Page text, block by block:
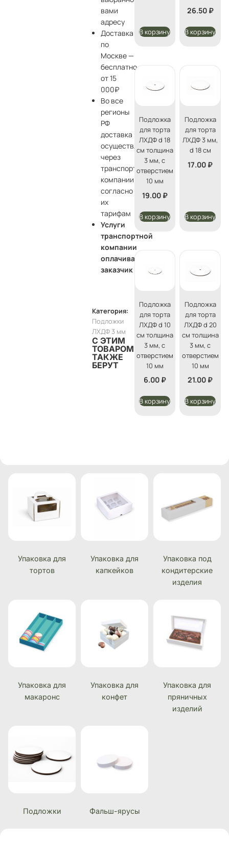
вами
адресу
Доставка
по
Москве —
бесплатно
от 15
000₽
Во все
регионы
РФ
доставка
осуществляется
через
транспортные
компании
согласно
их
тарифам
Услуги
транспортной
компании
оплачивает
заказчик
Категория:
Подложки
ЛХДФ 3 мм
С ЭТИМ
ТОВАРОМ
ТАКЖЕ
БЕРУТ
В корзину
26.50 ₽
В корзину
Подложка
для торта
ЛХДФ d 18
см толщина
3 мм, с
отверстием
10 мм
19.00 ₽
В корзину
Подложка
для торта
ЛХДФ 3 мм,
d 18 см
17.00 ₽
В корзину
Подложка
для торта
ЛХДФ d 10
см толщина
3 мм, с
отверстием
10 мм
6.00 ₽
В корзину
Подложка
для торта
ЛХДФ d 20
см толщина
3 мм, с
отверстием
10 мм
21.00 ₽
В корзину
Упаковка для
тортов
Упаковка для
капкейков
Упаковка под
кондитерские
изделия
Упаковка для
макаронс
Упаковка для
конфет
Упаковка для
пряничных
изделий
Подложки Фальш-ярусы